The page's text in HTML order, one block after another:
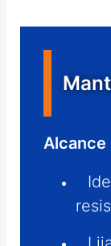
Alcance